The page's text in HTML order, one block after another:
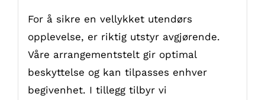
For å sikre en vellykket utendørs
opplevelse, er riktig utstyr avgjørende.
Våre arrangementstelt gir optimal
beskyttelse og kan tilpasses enhver
begivenhet. I tillegg tilbyr vi